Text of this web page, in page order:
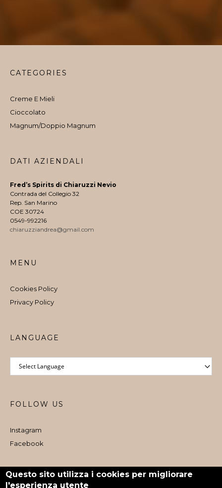
DATI AZIENDALI
Fred’s Spirits di Chiaruzzi Nevio
Contrada del Collegio 32
Rep. San Marino
COE 30724
0549-992216
chiaruzziandrea@gmail.com
CATEGORIES
Creme E Mieli
Cioccolato
Magnum/Doppio Magnum
FOLLOW US
Instagram
Facebook
LANGUAGE
MENU
Cookies Policy
Privacy Policy
Iscritto al Registro e-commerce al dettaglio nr. 1073 dal 06/08/2024
Questo sito utilizza i cookies per migliorare
l'esperienza utente